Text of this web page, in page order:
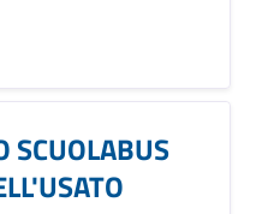
SCUOLABUS